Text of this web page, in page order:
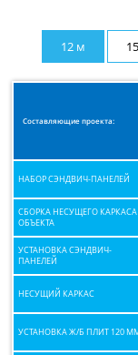
12 м
Составляющие проекта:
НАБОР СЭНДВИЧ-ПАНЕЛЕЙ
СБОРКА НЕСУЩЕГО КАРКАСА
ОБЪЕКТА
УСТАНОВКА СЭНДВИЧ-
ПАНЕЛЕЙ
НЕСУЩИЙ КАРКАС
УСТАНОВКА Ж/Б ПЛИТ 120